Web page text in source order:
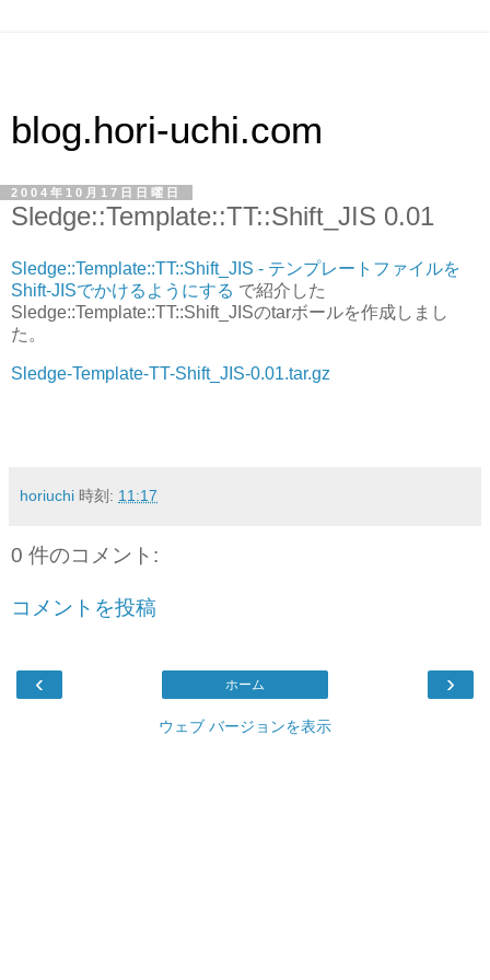
blog.hori-uchi.com
2004年10月17日日曜日
Sledge::Template::TT::Shift_JIS 0.01
Sledge::Template::TT::Shift_JIS - テンプレートファイルを
Shift-JISでかけるようにする で紹介した
Sledge::Template::TT::Shift_JISのtarボールを作成しまし
た。
Sledge-Template-TT-Shift_JIS-0.01.tar.gz
horiuchi 時刻: 11:17
0 件のコメント:
コメントを投稿
‹ ›
ホーム
ウェブ バージョンを表示